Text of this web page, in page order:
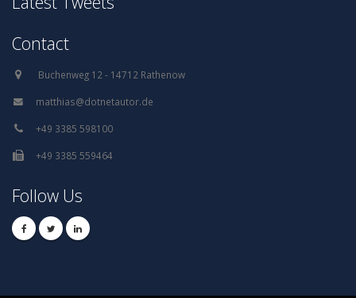
Contact
Follow Us